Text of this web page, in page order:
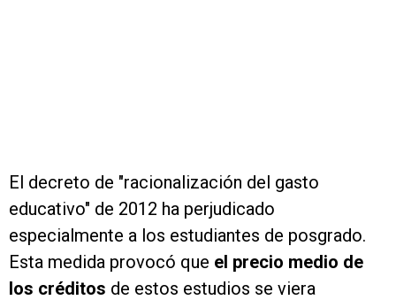
El decreto de "racionalización del gasto
educativo" de 2012 ha perjudicado
especialmente a los estudiantes de posgrado.
Esta medida provocó que el precio medio de
los créditos de estos estudios se viera